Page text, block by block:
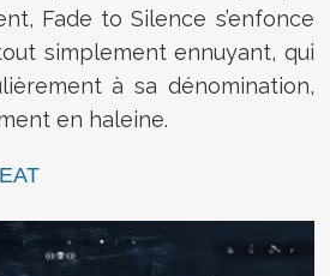
Fade to Silence s’enfonce
simplement ennuyant, qui
à sa dénomination,
en haleine.